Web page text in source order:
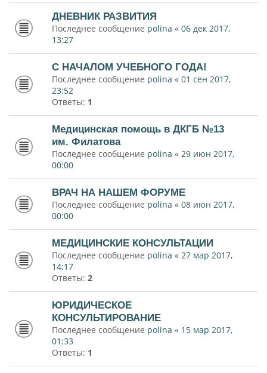
ДНЕВНИК РАЗВИТИЯ
Последнее сообщение polina « 06 дек 2017,
13:27
С НАЧАЛОМ УЧЕБНОГО ГОДА!
Последнее сообщение polina « 01 сен 2017,
23:52
Ответы: 1
Медицинская помощь в ДКГБ №13
им. Филатова
Последнее сообщение polina « 29 июн 2017,
00:00
ВРАЧ НА НАШЕМ ФОРУМЕ
Последнее сообщение polina « 08 июн 2017,
00:00
МЕДИЦИНСКИЕ КОНСУЛЬТАЦИИ
Последнее сообщение polina « 27 мар 2017,
14:17
Ответы: 2
ЮРИДИЧЕСКОЕ
КОНСУЛЬТИРОВАНИЕ
Последнее сообщение polina « 15 мар 2017,
01:33
Ответы: 1